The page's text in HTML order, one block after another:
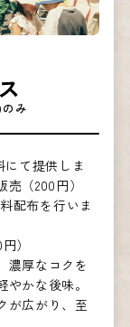
み
て提供しま
（200円）
配布を行いま
）
濃厚なコクを
かな後味。
が広がり、至